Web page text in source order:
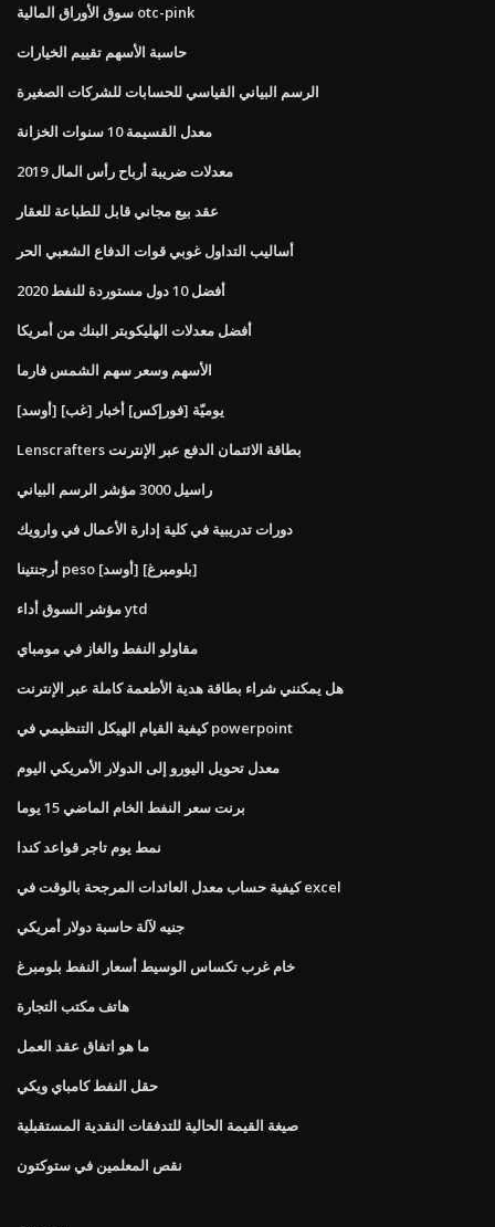
سوق الأوراق المالية otc-pink
حاسبة الأسهم تقييم الخيارات
الرسم البياني القياسي للحسابات للشركات الصغيرة
معدل القسيمة 10 سنوات الخزانة
معدلات ضريبة أرباح رأس المال 2019
عقد بيع مجاني قابل للطباعة للعقار
أساليب التداول غوبي قوات الدفاع الشعبي الحر
أفضل 10 دول مستوردة للنفط 2020
أفضل معدلات الهليكوبتر البنك من أمريكا
الأسهم وسعر سهم الشمس فارما
يوميّة [فورإكس] أخبار [غب] [أوسد]
Lenscrafters بطاقة الائتمان الدفع عبر الإنترنت
راسيل 3000 مؤشر الرسم البياني
دورات تدريبية في كلية إدارة الأعمال في وارويك
أرجنتينا peso [أوسد] [بلومبرغ]
مؤشر السوق أداء ytd
مقاولو النفط والغاز في مومباي
هل يمكنني شراء بطاقة هدية الأطعمة كاملة عبر الإنترنت
كيفية القيام الهيكل التنظيمي في powerpoint
معدل تحويل اليورو إلى الدولار الأمريكي اليوم
برنت سعر النفط الخام الماضي 15 يوما
نمط يوم تاجر قواعد كندا
كيفية حساب معدل العائدات المرجحة بالوقت في excel
جنيه لآلة حاسبة دولار أمريكي
خام غرب تكساس الوسيط أسعار النفط بلومبرغ
هاتف مكتب التجارة
ما هو اتفاق عقد العمل
حقل النفط كامباي ويكي
صيغة القيمة الحالية للتدفقات النقدية المستقبلية
نقص المعلمين في ستوكتون